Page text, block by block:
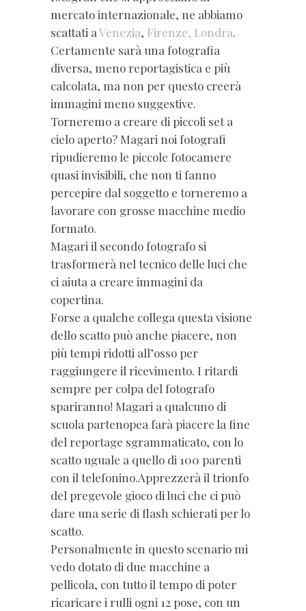
mercato internazionale, ne abbiamo
scattati aVenezia, Firenze, Londra.
Certamente sarà una fotografia
diversa, meno reportagistica e più
calcolata, ma non per questo creerà
immagini meno suggestive.
Torneremo a creare di piccoli set a
cielo aperto? Magari noi fotografi
ripudieremo le piccole fotocamere
quasi invisibili, che non ti fanno
percepire dal soggetto e torneremo a
lavorare con grosse macchine medio
formato.
Magari il secondo fotografo si
trasformerà nel tecnico delle luci che
ci aiuta a creare immagini da
copertina.
Forse a qualche collega questa visione
dello scatto può anche piacere, non
più tempi ridotti all’osso per
raggiungere il ricevimento. I ritardi
sempre per colpa del fotografo
spariranno! Magari a qualcuno di
scuola partenopea farà piacere la fine
del reportage sgrammaticato, con lo
scatto uguale a quello di 100 parenti
con il telefonino.Apprezzerà il trionfo
del pregevole gioco di luci che ci può
dare una serie di flash schierati per lo
scatto.
Personalmente in questo scenario mi
vedo dotato di due macchine a
pellicola, con tutto il tempo di poter
ricaricare i rulli ogni 12 pose, con un